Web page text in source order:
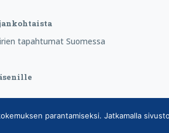
tapahtumat Suomessa
tietosuojaseloste|Henkilötietojen
parantamiseksi. Jatkamalla